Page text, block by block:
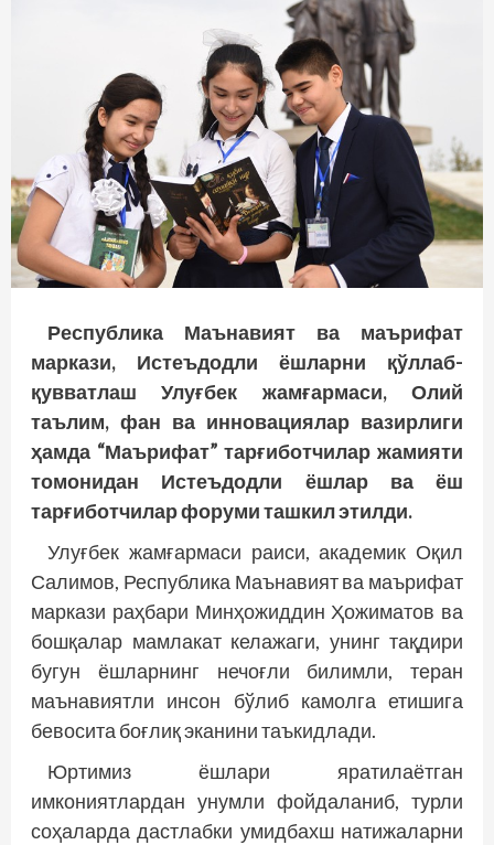
Республика Маънавият ва маърифат
маркази, Истеъдодли ёшларни қўллаб-
қувватлаш Улуғбек жамғармаси, Олий
таълим, фан ва инновациялар вазирлиги
ҳамда “Маърифат” тарғиботчилар жамияти
томонидан Истеъдодли ёшлар ва ёш
тарғиботчилар форуми ташкил этилди.
Улуғбек жамғармаси раиси, академик Оқил
Салимов, Республика Маънавият ва маърифат
маркази раҳбари Минҳожиддин Ҳожиматов ва
бошқалар мамлакат келажаги, унинг тақдири
бугун ёшларнинг нечоғли билимли, теран
маънавиятли инсон бўлиб камолга етишига
бевосита боғлиқ эканини таъкидлади.
Юртимиз ёшлари яратилаётган
имкониятлардан унумли фойдаланиб, турли
соҳаларда дастлабки умидбахш натижаларни